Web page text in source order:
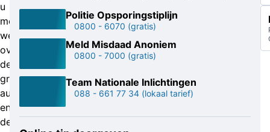
u
meer
weet
over
de
grijze
auto
en/of
de
Politie Opsporingstiplijn
0800 - 6070 (gratis)
Meld Misdaad Anoniem
0800 - 7000 (gratis)
Team Nationale Inlichtingen
088 - 661 77 34 (lokaal tarief)